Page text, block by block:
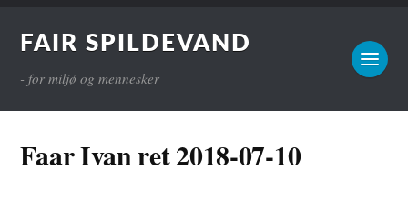
FAIR SPILDEVAND
- for miljø og mennesker
Faar Ivan ret 2018-07-10